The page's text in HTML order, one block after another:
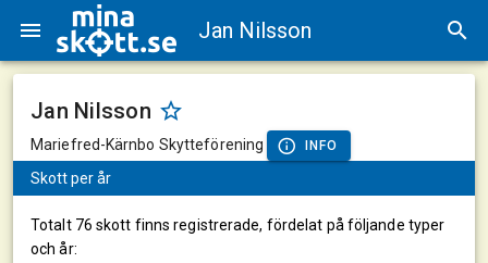
Jan Nilsson
Jan Nilsson
Mariefred-Kärnbo Skytteförening INFO
Skott per år
Totalt 76 skott finns registrerade, fördelat på följande typer
och år: